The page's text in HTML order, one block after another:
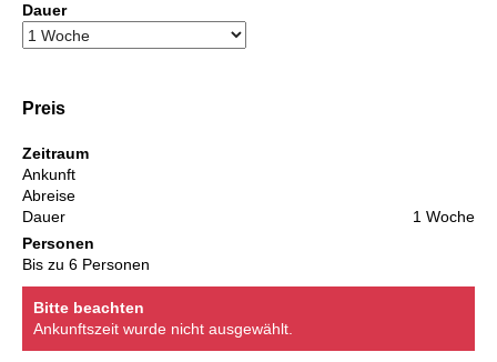
Dauer
Preis
Zeitraum
Ankunft
Abreise
Dauer
1 Woche
Personen
Bis zu 6 Personen
Bitte beachten
Ankunftszeit wurde nicht ausgewählt.